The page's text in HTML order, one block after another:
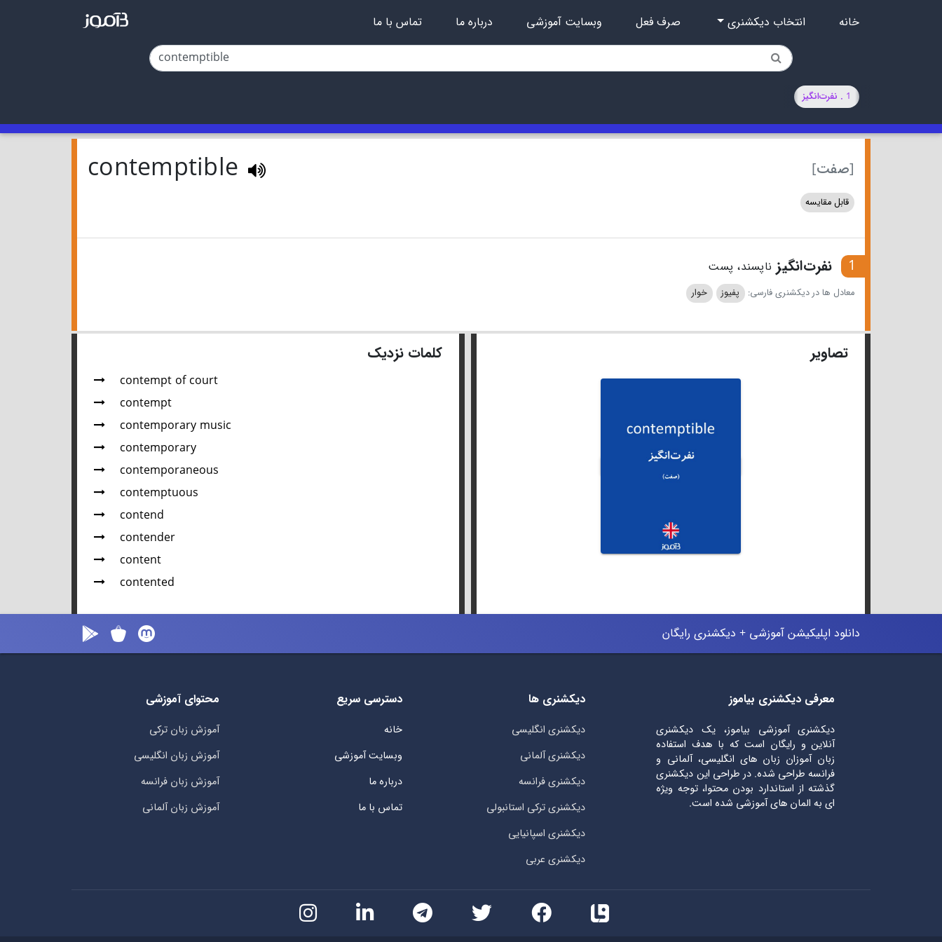
خانه انتخاب دیکشنری صرف فعل وبسایت آموزشی درباره ما تماس با ما
1 . نفرت‌انگیز
[صفت] contemptible
قابل مقایسه
1 نفرت‌انگیز ناپسند، پست
معادل ها در دیکشنری فارسی: پفیوز خوار
تصاویر کلمات نزدیک
contempt of court
contempt
contemporary music
contemporary
contemporaneous
contemptuous
contend
contender
content
contented
دانلود اپلیکیشن آموزشی + دیکشنری رایگان
معرفی دیکشنری بیاموز
دیکشنری آموزشی بیاموز، یک دیکشنری
آنلاین و رایگان است که با هدف استفاده
زبان آموزان زبان های انگلیسی، آلمانی و
فرانسه طراحی شده. در طراحی این دیکشنری
گذشته از استاندارد بودن محتوا، توجه ویژه
ای به المان های آموزشی شده است.
دیکشنری ها
دیکشنری انگلیسی
دیکشنری آلمانی
دیکشنری فرانسه
دیکشنری ترکی استانبولی
دیکشنری اسپانیایی
دیکشنری عربی
دسترسی سریع
خانه
وبسایت آموزشی
درباره ما
تماس با ما
محتوای آموزشی
آموزش زبان ترکی
آموزش زبان انگلیسی
آموزش زبان فرانسه
آموزش زبان آلمانی